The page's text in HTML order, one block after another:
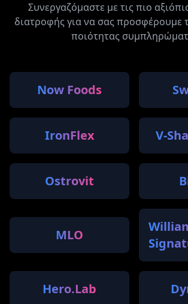
Συνεργαζόμαστε με τις πιο
διατροφής για να σας προσφέρουμε
ποιότητας
Now Foods
IronFlex V-
Ostrovit
MLO
Hero.Lab